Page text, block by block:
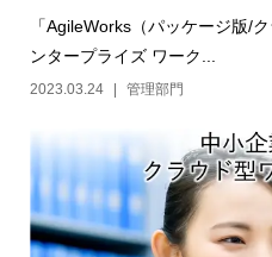
「AgileWorks（パッケージ版/
ンタープライズ ワーク...
2023.03.24 管理部門